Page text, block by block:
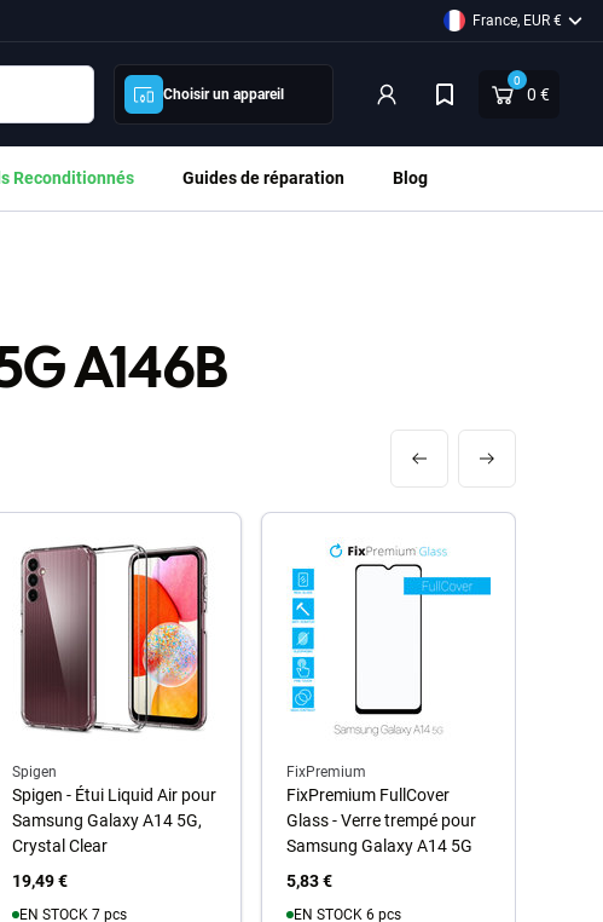
France, EUR €
Choisir un appareil
0
0 €
Reconditionnés Guides de réparation Blog
A146B
Spigen
Spigen - Étui Liquid Air pour
Samsung Galaxy A14 5G,
Crystal Clear
19,49 €
EN STOCK 7 pcs
FixPremium
FixPremium FullCover
Glass - Verre trempé pour
Samsung Galaxy A14 5G
5,83 €
EN STOCK 6 pcs